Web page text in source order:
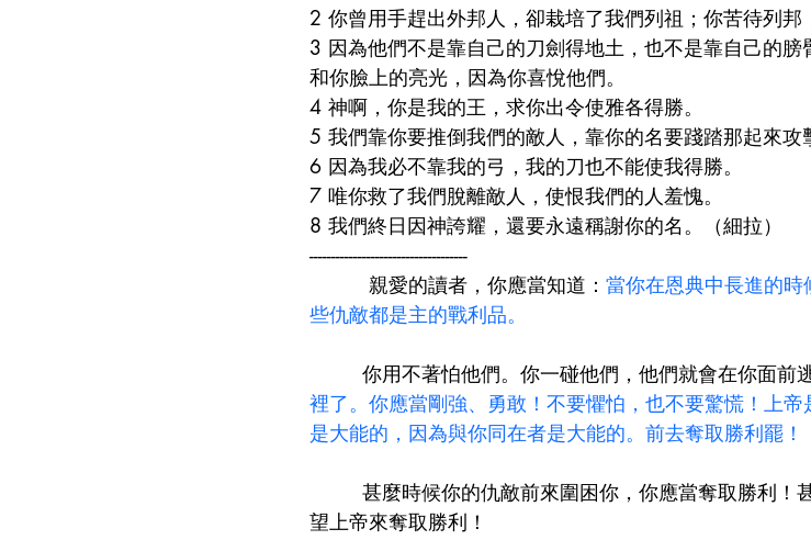
2 你曾用手趕出外邦人，卻栽培了我們列祖；你苦待列邦
3 因為他們不是靠自己的刀劍得地土，也不是靠自己的
和你臉上的亮光，因為你喜悅他們。
4 神啊，你是我的王，求你出令使雅各得勝。
5 我們靠你要推倒我們的敵人，靠你的名要踐踏那起來攻
6 因為我必不靠我的弓，我的刀也不能使我得勝。
7 唯你救了我們脫離敵人，使恨我們的人羞愧。
8 我們終日因神誇耀，還要永遠稱謝你的名。（細拉）
------------------------------------
親愛的讀者，你應當知道： 當你在恩典中長進的
些仇敵都是主的戰利品。
你用不著怕他們。你一碰他們，他們就會在你面前逃
裡了。你應當剛強、勇敢！不要懼怕，也不要驚慌！上
是大能的，因為與你同在者是大能的。前去奪取勝利罷！
甚麼時候你的仇敵前來圍困你，你應當奪取勝利！
望上帝來奪取勝利！